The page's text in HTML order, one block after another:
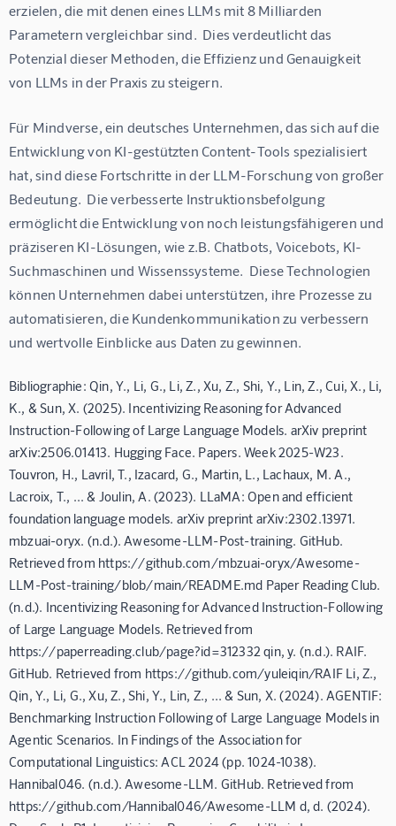
erzielen, die mit denen eines LLMs mit 8 Milliarden
Parametern vergleichbar sind.  Dies verdeutlicht das
Potenzial dieser Methoden, die Effizienz und Genauigkeit
von LLMs in der Praxis zu steigern.
Für Mindverse, ein deutsches Unternehmen, das sich auf die
Entwicklung von KI-gestützten Content-Tools spezialisiert
hat, sind diese Fortschritte in der LLM-Forschung von großer
Bedeutung.  Die verbesserte Instruktionsbefolgung
ermöglicht die Entwicklung von noch leistungsfähigeren und
präziseren KI-Lösungen, wie z.B. Chatbots, Voicebots, KI-
Suchmaschinen und Wissenssysteme.  Diese Technologien
können Unternehmen dabei unterstützen, ihre Prozesse zu
automatisieren, die Kundenkommunikation zu verbessern
und wertvolle Einblicke aus Daten zu gewinnen.
Bibliographie: Qin, Y., Li, G., Li, Z., Xu, Z., Shi, Y., Lin, Z., Cui, X., Li,
K., & Sun, X. (2025). Incentivizing Reasoning for Advanced
Instruction-Following of Large Language Models. arXiv preprint
arXiv:2506.01413. Hugging Face. Papers. Week 2025-W23.
Touvron, H., Lavril, T., Izacard, G., Martin, L., Lachaux, M. A.,
Lacroix, T., ... & Joulin, A. (2023). LLaMA: Open and efficient
foundation language models. arXiv preprint arXiv:2302.13971.
mbzuai-oryx. (n.d.). Awesome-LLM-Post-training. GitHub.
Retrieved from https://github.com/mbzuai-oryx/Awesome-
LLM-Post-training/blob/main/README.md Paper Reading Club.
(n.d.). Incentivizing Reasoning for Advanced Instruction-Following
of Large Language Models. Retrieved from
https://paperreading.club/page?id=312332 qin, y. (n.d.). RAIF.
GitHub. Retrieved from https://github.com/yuleiqin/RAIF Li, Z.,
Qin, Y., Li, G., Xu, Z., Shi, Y., Lin, Z., ... & Sun, X. (2024). AGENTIF:
Benchmarking Instruction Following of Large Language Models in
Agentic Scenarios. In Findings of the Association for
Computational Linguistics: ACL 2024 (pp. 1024-1038).
Hannibal046. (n.d.). Awesome-LLM. GitHub. Retrieved from
https://github.com/Hannibal046/Awesome-LLM d, d. (2024).